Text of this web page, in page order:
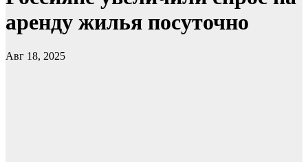
аренду жилья посуточно
Авг 18, 2025